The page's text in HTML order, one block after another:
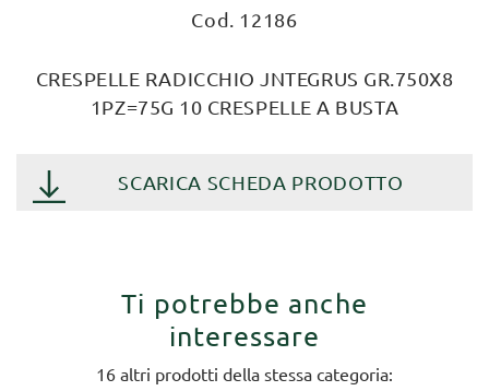
Cod. 12186
CRESPELLE RADICCHIO JNTEGRUS GR.750X8
1PZ=75G 10 CRESPELLE A BUSTA
SCARICA SCHEDA PRODOTTO
Ti potrebbe anche
interessare
16 altri prodotti della stessa categoria: